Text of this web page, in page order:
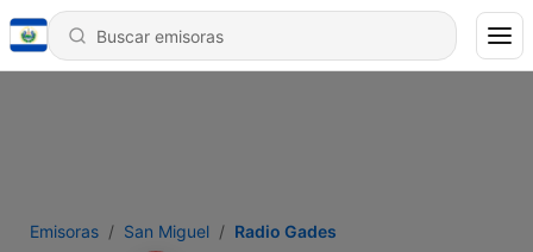
Emisoras San Miguel Radio Gades